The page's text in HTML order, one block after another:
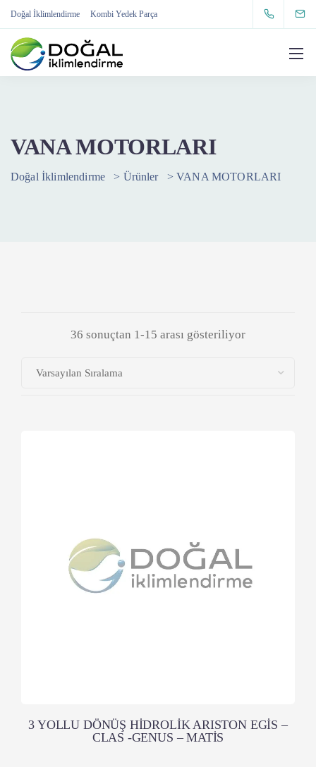
Doğal İklimlendirme Kombi Yedek Parça
VANA MOTORLARI
Doğal İklimlendirme > Ürünler >VANA MOTORLARI
36 sonuçtan 1-15 arası gösteriliyor
3 YOLLU DÖNÜŞ HİDROLİK ARISTON EGİS –
CLAS -GENUS – MATİS